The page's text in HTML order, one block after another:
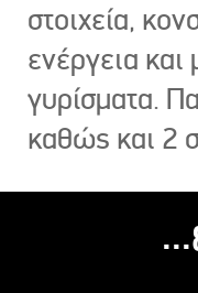
στοιχεία,
ενέργεια
γυρίσματα.
καθώς και 2